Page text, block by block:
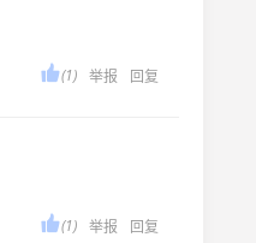
回复
举报
(1)
回复
举报
(1)